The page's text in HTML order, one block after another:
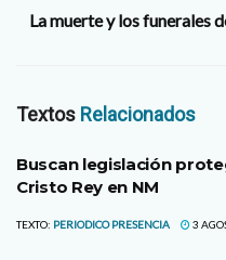
La muerte y los funerales
Textos Relacionados
Buscan legislación
Cristo Rey en NM
TEXTO: PERIODICO PRESENCIA 3